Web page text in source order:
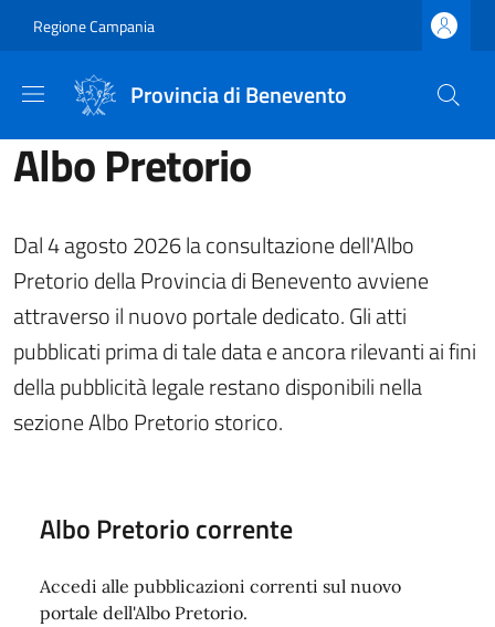
Regione Campania
Provincia di Benevento
Albo Pretorio
Dal 4 agosto 2026 la consultazione dell'Albo
Pretorio della Provincia di Benevento avviene
attraverso il nuovo portale dedicato. Gli atti
pubblicati prima di tale data e ancora rilevanti ai fini
della pubblicità legale restano disponibili nella
sezione Albo Pretorio storico.
Albo Pretorio corrente
Accedi alle pubblicazioni correnti sul nuovo
portale dell'Albo Pretorio.